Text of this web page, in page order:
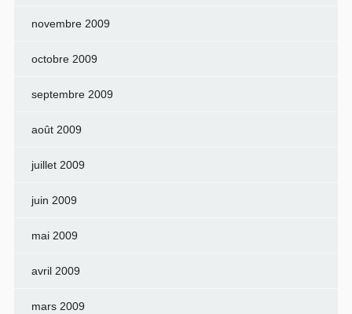
novembre 2009
octobre 2009
septembre 2009
août 2009
juillet 2009
juin 2009
mai 2009
avril 2009
mars 2009